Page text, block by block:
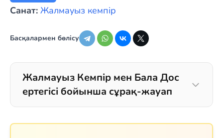
Санат: Жалмауыз кемпір
Басқалармен бөлісу
Жалмауыз Кемпір мен Бала Дос
ертегісі бойынша сұрақ-жауап